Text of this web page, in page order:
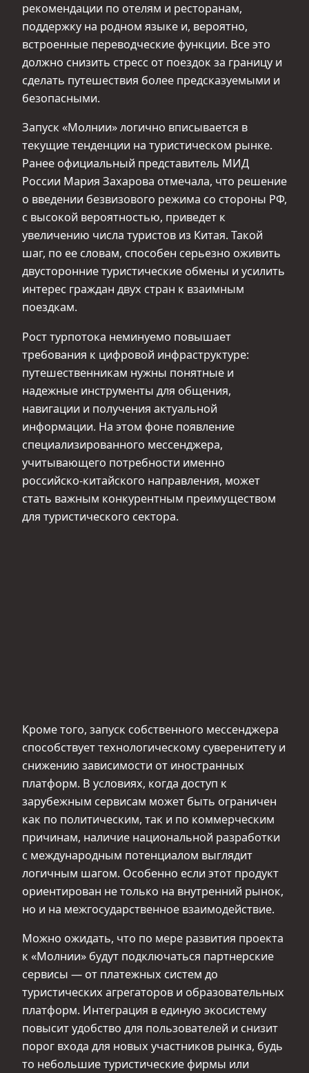
рекомендации по отелям и ресторанам,
поддержку на родном языке и, вероятно,
встроенные переводческие функции. Все это
должно снизить стресс от поездок за границу и
сделать путешествия более предсказуемыми и
безопасными.
Запуск «Молнии» логично вписывается в
текущие тенденции на туристическом рынке.
Ранее официальный представитель МИД
России Мария Захарова отмечала, что решение
о введении безвизового режима со стороны РФ,
с высокой вероятностью, приведет к
увеличению числа туристов из Китая. Такой
шаг, по ее словам, способен серьезно оживить
двусторонние туристические обмены и усилить
интерес граждан двух стран к взаимным
поездкам.
Рост турпотока неминуемо повышает
требования к цифровой инфраструктуре:
путешественникам нужны понятные и
надежные инструменты для общения,
навигации и получения актуальной
информации. На этом фоне появление
специализированного мессенджера,
учитывающего потребности именно
российско‑китайского направления, может
стать важным конкурентным преимуществом
для туристического сектора.
Кроме того, запуск собственного мессенджера
способствует технологическому суверенитету и
снижению зависимости от иностранных
платформ. В условиях, когда доступ к
зарубежным сервисам может быть ограничен
как по политическим, так и по коммерческим
причинам, наличие национальной разработки
с международным потенциалом выглядит
логичным шагом. Особенно если этот продукт
ориентирован не только на внутренний рынок,
но и на межгосударственное взаимодействие.
Можно ожидать, что по мере развития проекта
к «Молнии» будут подключаться партнерские
сервисы — от платежных систем до
туристических агрегаторов и образовательных
платформ. Интеграция в единую экосистему
повысит удобство для пользователей и снизит
порог входа для новых участников рынка, будь
то небольшие туристические фирмы или